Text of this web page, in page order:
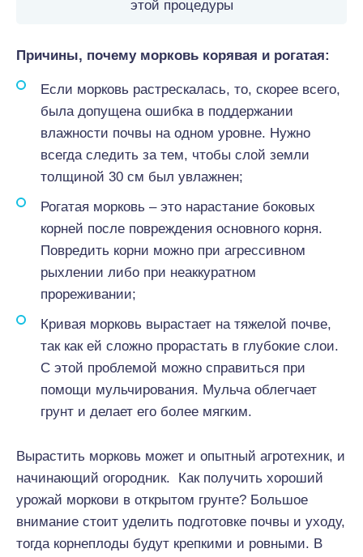
этой процедуры
Причины, почему морковь корявая и рогатая:
Если морковь растрескалась, то, скорее всего,
была допущена ошибка в поддержании
влажности почвы на одном уровне. Нужно
всегда следить за тем, чтобы слой земли
толщиной 30 см был увлажнен;
Рогатая морковь – это нарастание боковых
корней после повреждения основного корня.
Повредить корни можно при агрессивном
рыхлении либо при неаккуратном
прореживании;
Кривая морковь вырастает на тяжелой почве,
так как ей сложно прорастать в глубокие слои.
С этой проблемой можно справиться при
помощи мульчирования. Мульча облегчает
грунт и делает его более мягким.
Вырастить морковь может и опытный агротехник, и
начинающий огородник. Как получить хороший
урожай моркови в открытом грунте? Большое
внимание стоит уделить подготовке почвы и уходу,
тогда корнеплоды будут крепкими и ровными. В